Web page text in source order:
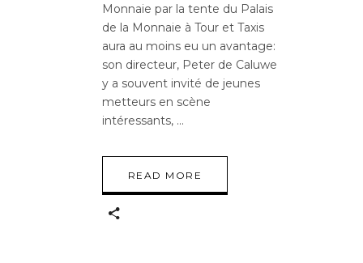
Monnaie par la tente du Palais
de la Monnaie à Tour et Taxis
aura au moins eu un avantage:
son directeur, Peter de Caluwe
y a souvent invité de jeunes
metteurs en scène
intéressants,
READ MORE